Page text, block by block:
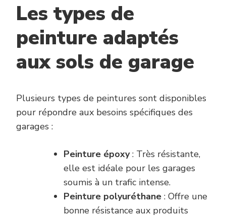
Les types de
peinture adaptés
aux sols de garage
Plusieurs types de peintures sont disponibles
pour répondre aux besoins spécifiques des
garages :
Peinture époxy: Très résistante,
elle est idéale pour les garages
soumis à un trafic intense.
Peinture polyuréthane : Offre une
bonne résistance aux produits